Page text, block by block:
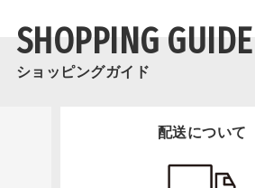
SHOPPING GUIDE
ショッピングガイド
配送について